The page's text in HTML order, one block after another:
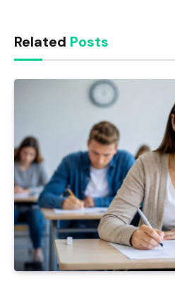
Related Posts